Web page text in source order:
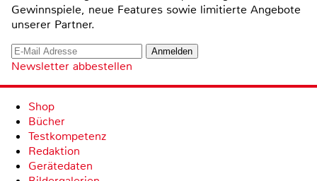
Gewinnspiele, neue Features sowie limitierte Angebote
unserer Partner.
Newsletter abbestellen
Shop
Bücher
Testkompetenz
Redaktion
Gerätedaten